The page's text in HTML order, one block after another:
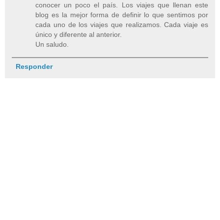
conocer un poco el país. Los viajes que llenan este
blog es la mejor forma de definir lo que sentimos por
cada uno de los viajes que realizamos. Cada viaje es
único y diferente al anterior.
Un saludo.
Responder